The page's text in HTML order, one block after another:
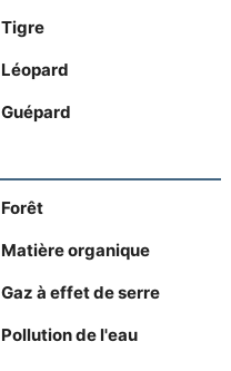
Tigre
Léopard
Guépard
Forêt
Matière organique
Gaz à effet de serre
Pollution de l'eau